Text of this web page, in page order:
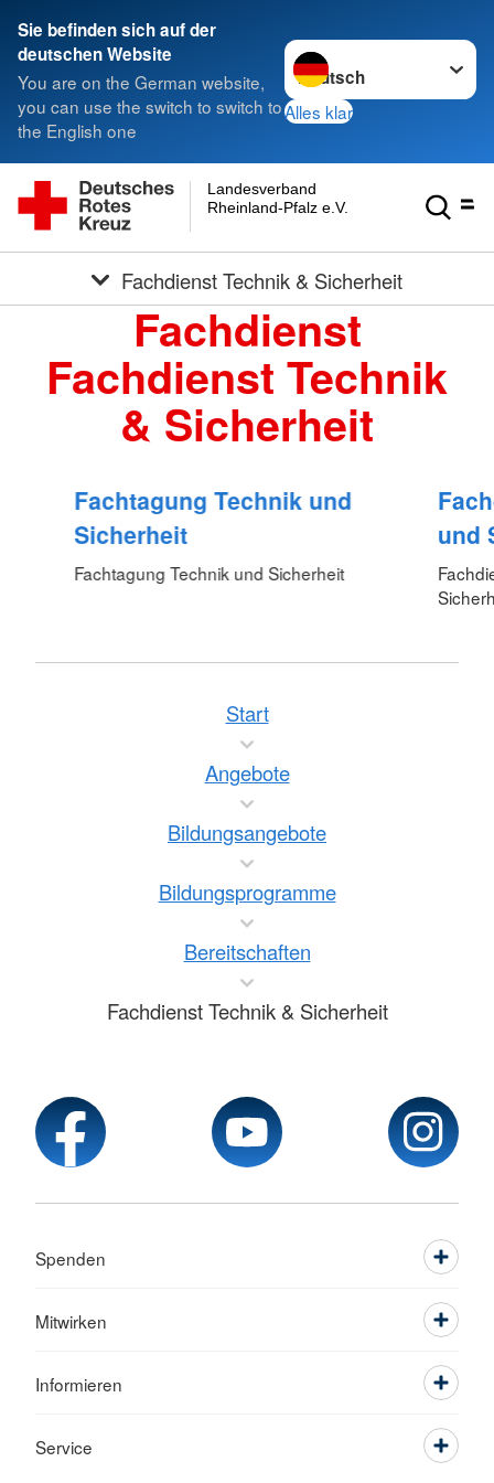
Sie befinden sich auf der
deutschen Website
You are on the German website,
you can use the switch to switch to
the English one
Sprache wechseln zu
Alles klar
Rheinland-Pfalz e.V.
Landesverband
Fachdienst Technik & Sicherheit
Fachdienst
Fachdienst Technik
& Sicherheit
Fachtagung Technik und
Sicherheit
Fachtagung Technik und Sicherheit
und
Start
Angebote
Bildungsangebote
Bildungsprogramme
Bereitschaften
Fachdienst Technik & Sicherheit
Spenden
Mitwirken
Informieren
Service